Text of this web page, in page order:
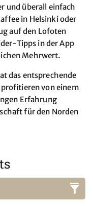
und überall einfach
in Helsinki oder
auf den Lofoten
Tipps in der App
Mehrwert.
das entsprechende
von einem
Erfahrung
für den Norden